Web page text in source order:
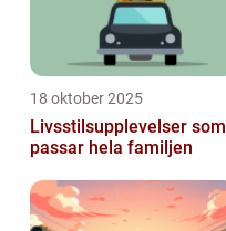
18 oktober 2025
Livsstilsupplevelser som
passar hela familjen